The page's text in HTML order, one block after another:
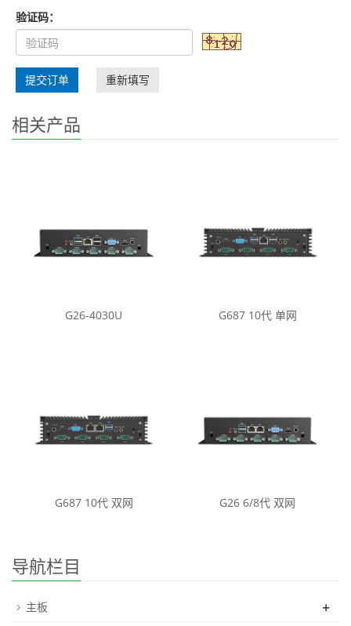
验证码：
提交订单 重新填写
相关产品
G26-4030U G687 10代 单网
G687 10代 双网 G26 6/8代 双网
导航栏目
主板 +